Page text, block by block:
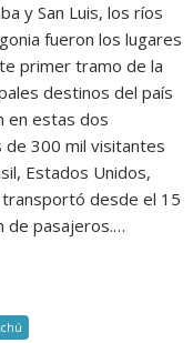
y San Luis, los ríos
fueron los lugares
primer tramo de la
destinos del país
en estas dos
de 300 mil visitantes
Estados Unidos,
transportó desde el 15
de pasajeros.…